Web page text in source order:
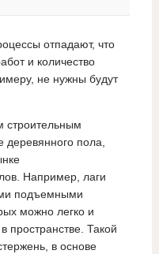
отпадают, что
и количество
не нужны будут
строительным
деревянного пола,
Например, лаги
подъемными
можно легко и
пространстве. Такой
в основе